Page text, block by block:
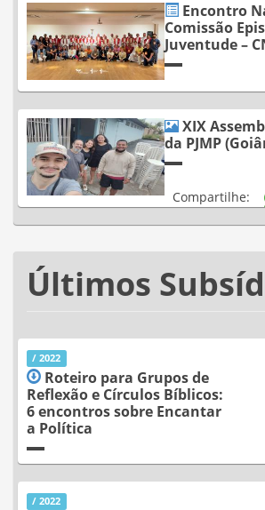
Encontro
Comissão
Juventude –
Compartilhe:
XIX
da PJMP
Compartilhe:
Últimos
/ 2022
Roteiro para Grupos de
Reflexão e Círculos Bíblicos:
6 encontros sobre Encantar
a Política
/ 2022